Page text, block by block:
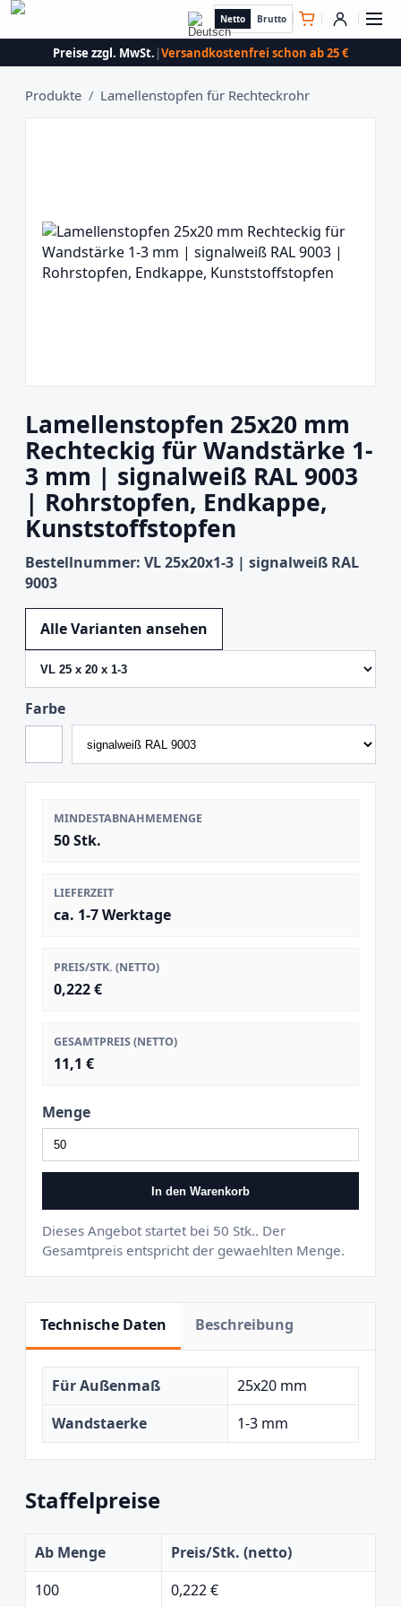
Netto Brutto
Preise zzgl. MwSt. |Versandkostenfrei schon ab 25 €
Produkte / Lamellenstopfen für Rechteckrohr
Lamellenstopfen 25x20 mm
Rechteckig für Wandstärke 1-
3 mm | signalweiß RAL 9003
| Rohrstopfen, Endkappe,
Kunststoffstopfen
Bestellnummer: VL 25x20x1-3 | signalweiß RAL
9003
Alle Varianten ansehen
Farbe
MINDESTABNAHMEMENGE
50 Stk.
LIEFERZEIT
ca. 1-7 Werktage
PREIS/STK. (NETTO)
0,222 €
GESAMTPREIS (NETTO)
11,1 €
Menge
In den Warenkorb
Dieses Angebot startet bei 50 Stk.. Der
Gesamtpreis entspricht der gewaehlten Menge.
Technische Daten Beschreibung
Für Außenmaß
25x20 mm
Wandstaerke
1-3 mm
Staffelpreise
Ab Menge
Preis/Stk. (netto)
100
0,222 €